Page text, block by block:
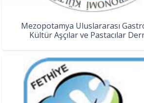
Mezopotamya Uluslararası
Kültür Aşçılar ve Pastacılar